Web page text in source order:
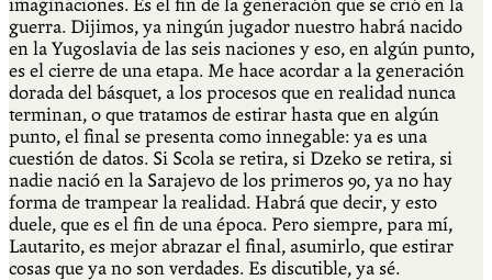
imaginaciones. Es el fin de la generación que se crió en la
guerra. Dijimos, ya ningún jugador nuestro habrá nacido
en la Yugoslavia de las seis naciones y eso, en algún punto,
es el cierre de una etapa. Me hace acordar a la generación
dorada del básquet, a los procesos que en realidad nunca
terminan, o que tratamos de estirar hasta que en algún
punto, el final se presenta como innegable: ya es una
cuestión de datos. Si Scola se retira, si Dzeko se retira, si
nadie nació en la Sarajevo de los primeros 90, ya no hay
forma de trampear la realidad. Habrá que decir, y esto
duele, que es el fin de una época. Pero siempre, para mí,
Lautarito, es mejor abrazar el final, asumirlo, que estirar
cosas que ya no son verdades. Es discutible, ya sé.